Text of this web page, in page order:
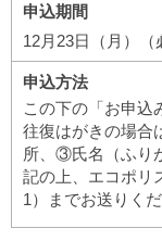
申込期間
12月23日（月）（
申込方法
この下の「お申込
往復はがきの場
所、③氏名（ふり
記の上、エコポリ
1）までお送りくだ